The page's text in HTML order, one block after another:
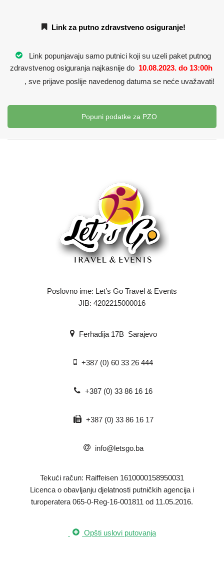
Link za putno zdravstveno osiguranje!
Link popunjavaju samo putnici koji su uzeli paket putnog
zdravstvenog osiguranja najkasnije do 10.08.2023. do 13:00h
, sve prijave poslije navedenog datuma se neće uvažavati!
Popuni podatke za PZO
Poslovno ime: Let’s Go Travel & Events
JIB: 4202215000016
Ferhadija 17B Sarajevo
+387 (0) 60 33 26 444
+387 (0) 33 86 16 16
+387 (0) 33 86 16 17
info@letsgo.ba
Tekući račun: Raiffeisen 1610000158950031
​Licenca o obavljanju djelatnosti putničkih agencija i
turoperatera 065-0-Reg-16-001811 od 11.05.2016.
Opšti uslovi putovanja